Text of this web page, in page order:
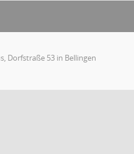
Dorfstraße 53 in Bellingen